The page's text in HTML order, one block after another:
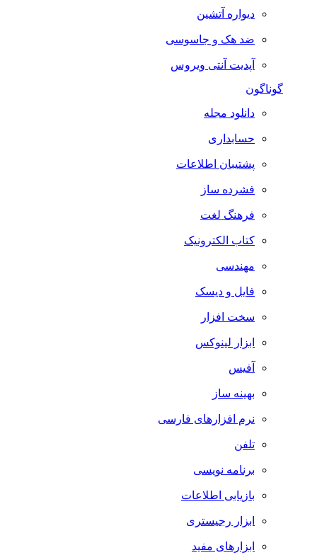
دیواره آتشین
ضد هک و جاسوسی
آپدیت آنتی ویروس
گوناگون
دانلود مجله
حسابداری
پشتیبان اطلاعات
فشرده ساز
فرهنگ لغت
کتاب الکترونیک
مهندسی
فایل و دیسک
سخت افزار
ابزار لینوکس
آفیس
بهینه ساز
نرم افزارهای فارسی
تلفن
برنامه نویسی
بازیابی اطلاعات
ابزار رجیستری
ابزارهای مفید